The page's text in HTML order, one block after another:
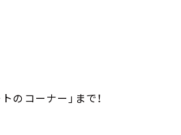
のコーナー」まで！